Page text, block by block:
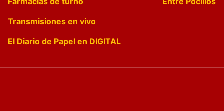
Transmisiones en vivo
El Diario de Papel en DIGITAL